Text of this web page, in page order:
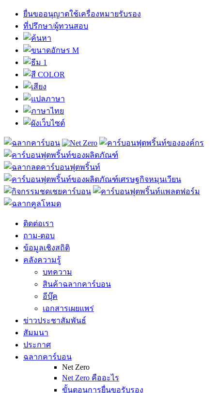
ยื่นขออนุญาตใช้เครื่องหมายรับรอง
ที่ปรึกษา/ผู้ทวนสอบ
ติดต่อเรา
ถาม-ตอบ
ข้อมูลเชิงสถิติ
คลังความรู้
บทความ
สินค้าฉลากคาร์บอน
อีบุ๊ค
เอกสารเผยแพร่
ข่าวประชาสัมพันธ์
สัมมนา
ประกาศ
ฉลากคาร์บอน
Net Zero
Net Zero คืออะไร
ขั้นตอนการยื่นขอรับรอง